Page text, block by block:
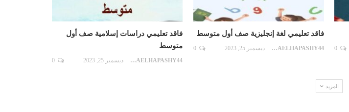
فاقد تعليمي لغة إنجليزية صف أول متوسط
SARAELHAPASHY44 ديسمبر 25, 2023
فاقد تعليمي دراسات إسلامية صف أول
متوسط
SARAELHAPASHY44 ديسمبر 25, 2023
المزيد